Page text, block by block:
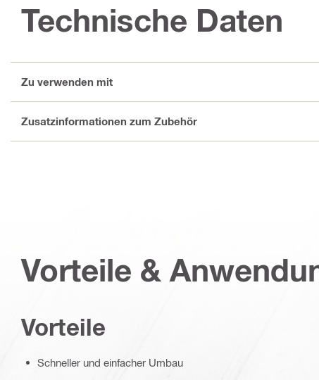
Technische Daten
Zu verwenden mit
Zusatzinformationen zum Zubehör
Vorteile &
Vorteile
Schneller und einfacher Umbau